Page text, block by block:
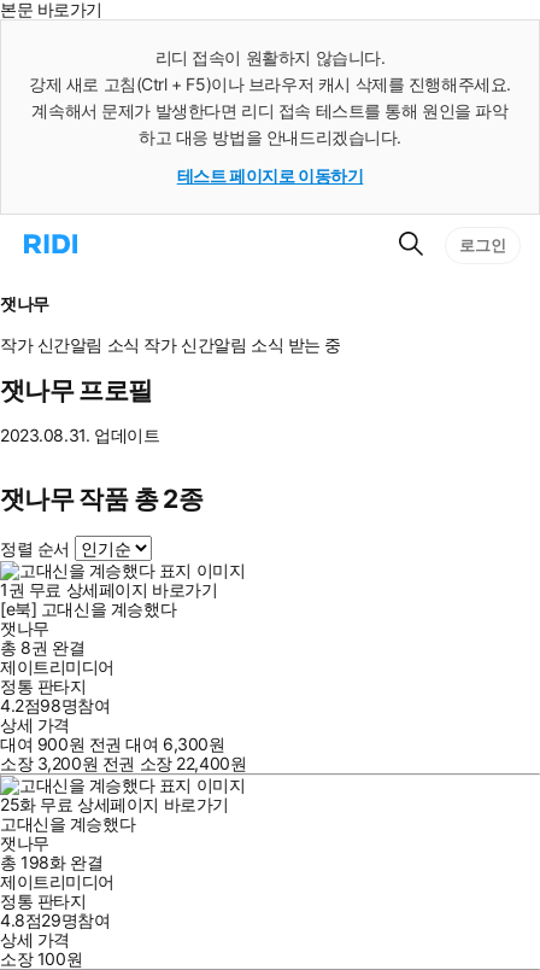
본문 바로가기
리디 접속이 원활하지 않습니다.
강제 새로 고침(Ctrl + F5)이나 브라우저 캐시 삭제를 진행해주세요.
계속해서 문제가 발생한다면 리디 접속 테스트를 통해 원인을 파악
하고 대응 방법을 안내드리겠습니다.
테스트 페이지로 이동하기
리
으
로
이
동
검
로그인
잿나무
작가 신간알림 소식 작가 신간알림 소식 받는 중
잿나무 프로필
2023.08.31. 업데이트
잿나무 작품 총 2종
정렬 순서
1권 무료 상세페이지 바로가기
[e북] 고대신을 계승했다
잿나무
총 8권 완결
제이트리미디어
정통 판타지
4.2점98명참여
상세 가격
대여 900원 전권 대여 6,300원
소장 3,200원 전권 소장 22,400원
25화 무료 상세페이지 바로가기
고대신을 계승했다
잿나무
총 198화 완결
제이트리미디어
정통 판타지
4.8점29명참여
상세 가격
소장100원